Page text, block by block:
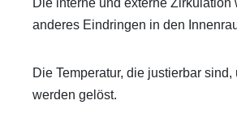
Die interne und externe
anderes Eindringen in den
Die Temperatur, die justierbar
werden gelöst.